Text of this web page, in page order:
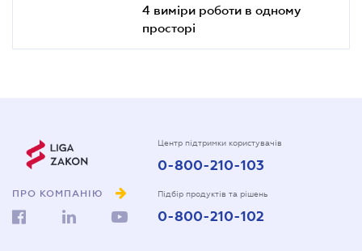
4 виміри роботи в одному
просторі
ПРО КОМПАНІЮ
Центр підтримки користувачів
0-800-210-103
Підбір продуктів та рішень
0-800-210-102